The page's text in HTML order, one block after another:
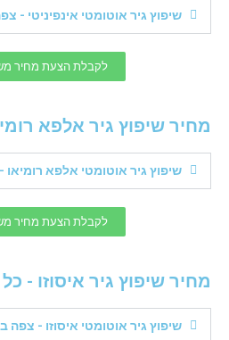
שיפוץ גיר אוטומטי אינפיניטי -
לקבלת הצעת מחיר
מחיר שיפוץ גיר אלפא
שיפוץ גיר אוטומטי אלפא רומיאו
לקבלת הצעת מחיר
מחיר שיפוץ גיר איסוזו -
שיפוץ גיר אוטומטי איסוזו - צפה